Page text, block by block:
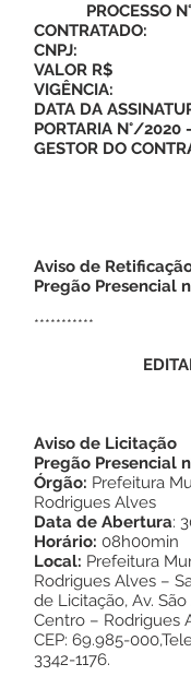
PROCESSO
CONTRATADO:
CNPJ:
VALOR R$
VIGÊNCIA:
DATA DA
PORTARIA N°/2020
GESTOR DO
Aviso de
Pregão Presencial
***********
EDITAL E
Aviso de Licitação
Pregão Presencial
Órgão: Prefeitura
Rodrigues Alves
Data de Abertura:
Horário: 08h00min
Local: Prefeitura
Rodrigues Alves –
de Licitação, Av.
Centro – Rodrigues
CEP: 69.985-000
3342-1176.